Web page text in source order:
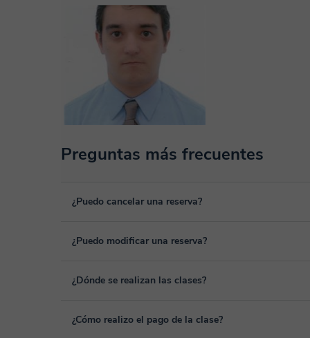
Preguntas más frecuentes
¿Puedo cancelar una reserva?
Sí, puedes cancelar una reserva hasta un máximo de 8
¿Puedo modificar una reserva?
Sí, siempre puede surgir algún imprevisto, por lo que
¿Dónde se realizan las clases?
Las clases se realizan en el aula virtual de Classgap,
¿Cómo realizo el pago de la clase?